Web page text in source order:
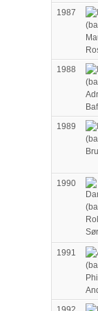
1987
1988
1989
1990
1991
Phil